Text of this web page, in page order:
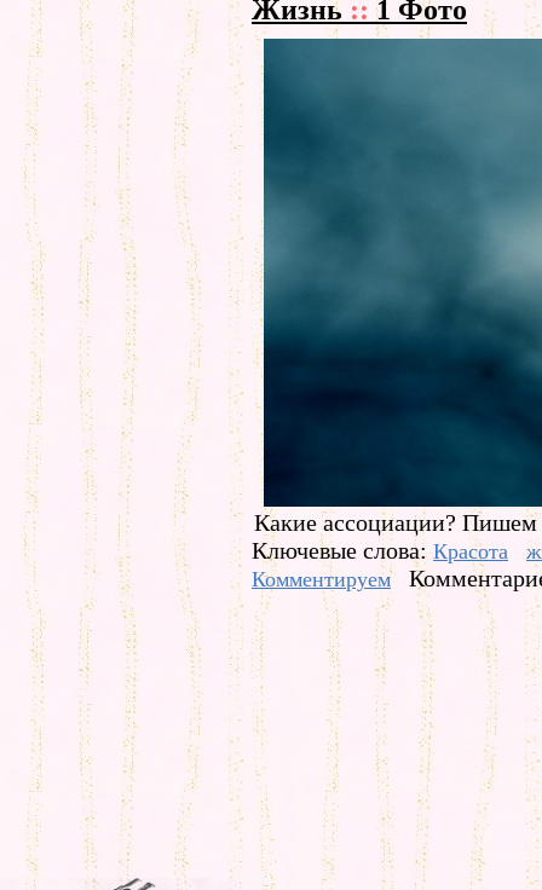
Жизнь :: 1 Фото
Какие ассоциации? Пишем
Ключевые слова: Красота
Комментируем